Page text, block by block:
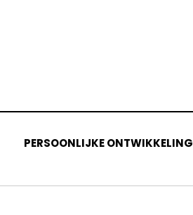
PERSOONLIJKE ONTWIKKELING